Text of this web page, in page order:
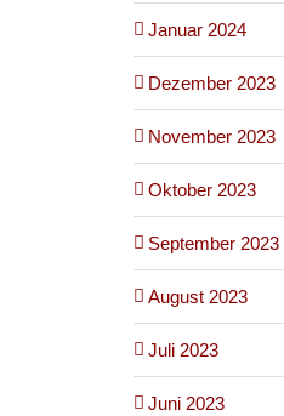
Januar 2024
Dezember 2023
November 2023
Oktober 2023
September 2023
August 2023
Juli 2023
Juni 2023